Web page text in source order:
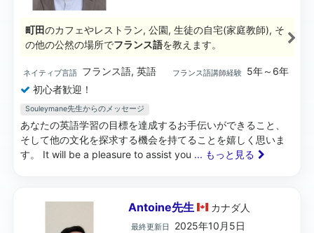
町田のカフェやレストラン, 公園, 生徒の自宅(家庭教師), そ
の他の公然の場所でフランス語を教えます。
ネイティブ言語 フランス語, 英語 フランス語講師経験
5年～6年
初心者歓迎！
Souleymane先生からのメッセージ
あなたの英語学習の目標を達成するお手伝いができること、
そして他の文化を探求する機会を持てることを嬉しく思いま
す。 It will be a pleasure to assist you ... もっと見る
Antoine先生 カナダ人
最終更新日 2025年10月5日